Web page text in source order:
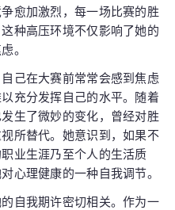
愈加激烈，每一场比赛的胜
种高压环境不仅影响了她的
。
己在大赛前常常会感到焦虑
充分发挥自己的水平。随着
生了微妙的变化，曾经对胜
所替代。她意识到，如果不
业生涯乃至个人的生活质
心理健康的一种自我调节。
自我期许密切相关。作为一